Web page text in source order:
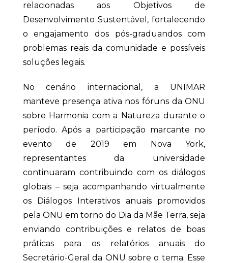
relacionadas aos Objetivos de
Desenvolvimento Sustentável, fortalecendo
o engajamento dos pós-graduandos com
problemas reais da comunidade e possíveis
soluções legais.
No cenário internacional, a UNIMAR
manteve presença ativa nos fóruns da ONU
sobre Harmonia com a Natureza durante o
período. Após a participação marcante no
evento de 2019 em Nova York,
representantes da universidade
continuaram contribuindo com os diálogos
globais – seja acompanhando virtualmente
os Diálogos Interativos anuais promovidos
pela ONU em torno do Dia da Mãe Terra, seja
enviando contribuições e relatos de boas
práticas para os relatórios anuais do
Secretário-Geral da ONU sobre o tema. Esse